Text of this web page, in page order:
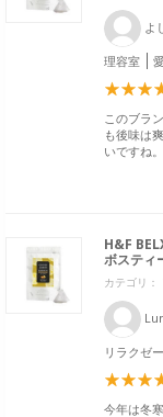
よ
理容室
このブラ
も後味は
いですね。
H&F
ボスティ
カテゴリ：
リラクゼ
今年は冬